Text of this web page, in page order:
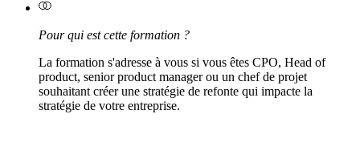
Pour qui est cette formation ?
La formation s'adresse à vous si vous êtes CPO, Head of
product, senior product manager ou un chef de projet
souhaitant créer une stratégie de refonte qui impacte la
stratégie de votre entreprise.